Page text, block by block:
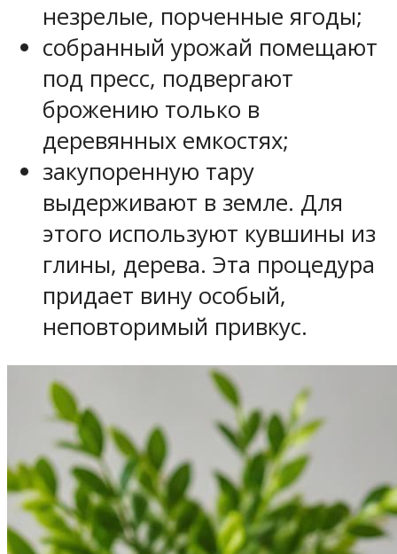
незрелые, порченные ягоды;
собранный урожай помещают
под пресс, подвергают
брожению только в
деревянных емкостях;
закупоренную тару
выдерживают в земле. Для
этого используют кувшины из
глины, дерева. Эта процедура
придает вину особый,
неповторимый привкус.